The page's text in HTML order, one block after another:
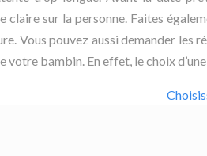
sur la personne. Faites
Vous pouvez aussi demander les
bambin. En effet, le choix